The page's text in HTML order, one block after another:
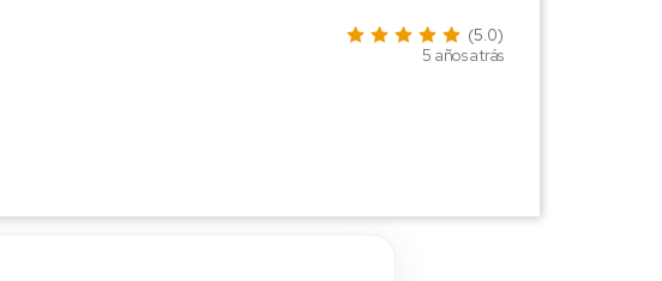
(5.0)
5 años atrás